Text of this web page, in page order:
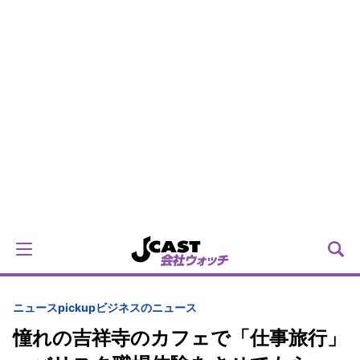
ニュースpickupビジネスのニュース
憧れの吉祥寺のカフェで「仕事旅行」